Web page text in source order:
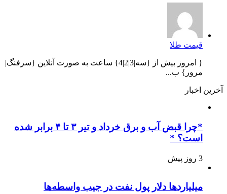
قیمت طلا
{ امروز بیش از {سه|3|2|4} ساعت به صورت آنلاین {سرفنگ|
مرور} ب...
آخرین اخبار
*چرا قبض آب و برق خرداد و تیر ۳ تا ۴ برابر شده
است؟ *
3 روز پیش
میلیاردها دلار پول نفت در جیب واسطه‌ها